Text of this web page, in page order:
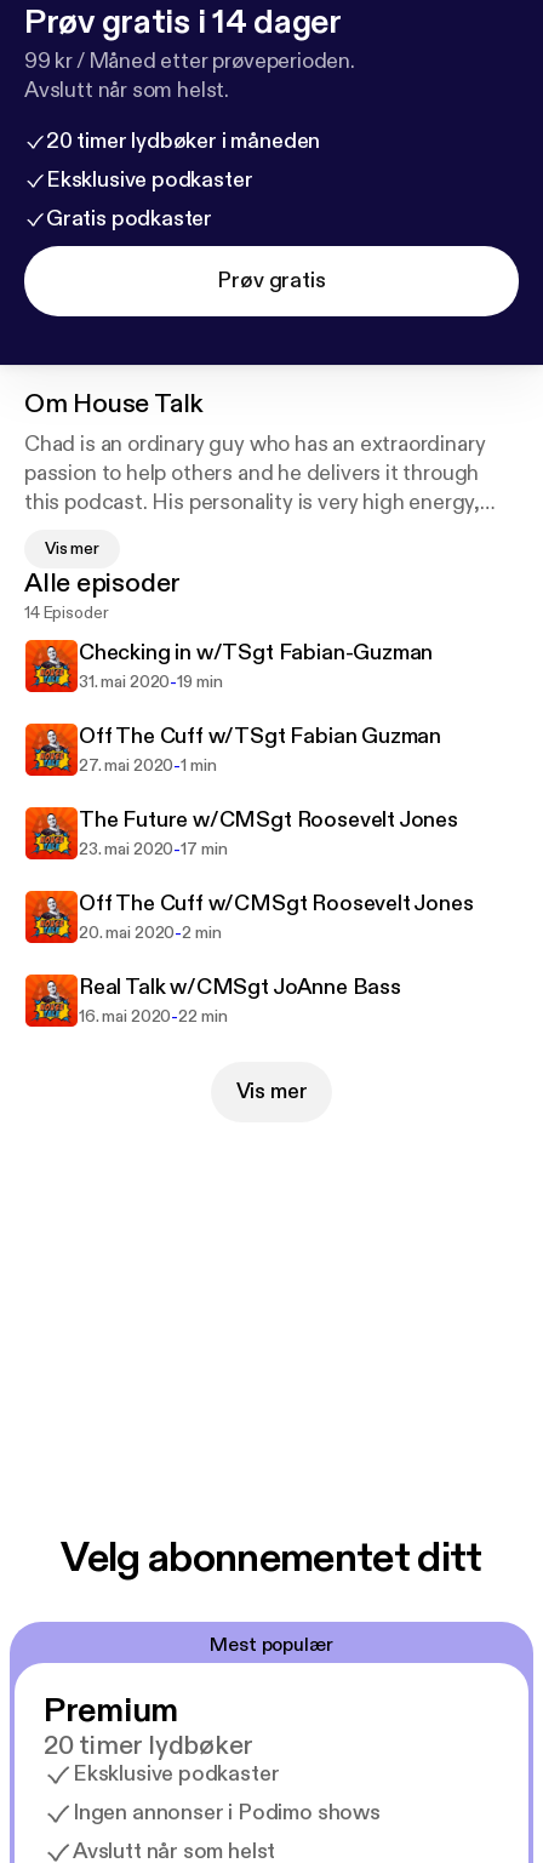
Prøv gratis i 14 dager
99 kr / Måned etter prøveperioden.
Avslutt når som helst.
20 timer lydbøker i måneden
Eksklusive podkaster
Gratis podkaster
Prøv gratis
Om House Talk
Chad is an ordinary guy who has an extraordinary
passion to help others and he delivers it through
this podcast. His personality is very high energy,
honest, showcasing raw stories and his guests will
always do their best in leading you down the path to
building your dreams. Finally, our ultimate goal is to
provide practical tips backed by research that you
can use in your life and see results.
Vis mer
Alle episoder
14 Episoder
Checking in w/TSgt Fabian-Guzman
31. mai 2020-19 min
Off The Cuff w/TSgt Fabian Guzman
27. mai 2020-1 min
The Future w/CMSgt Roosevelt Jones
23. mai 2020-17 min
Off The Cuff w/CMSgt Roosevelt Jones
20. mai 2020-2 min
Real Talk w/CMSgt JoAnne Bass
16. mai 2020-22 min
Vis mer
Velg abonnementet ditt
Mest populær
Premium
20 timer lydbøker
Eksklusive podkaster
Ingen annonser i Podimo shows
Avslutt når som helst